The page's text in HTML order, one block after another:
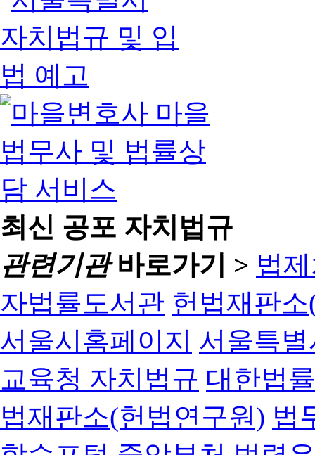
최신 공포 자치법규
관련기관바로가기 > 법
자법률도서관 헌법재판
서울시홈페이지 서울특
교육청 자치법규 대한법
법재판소(헌법연구원) 법